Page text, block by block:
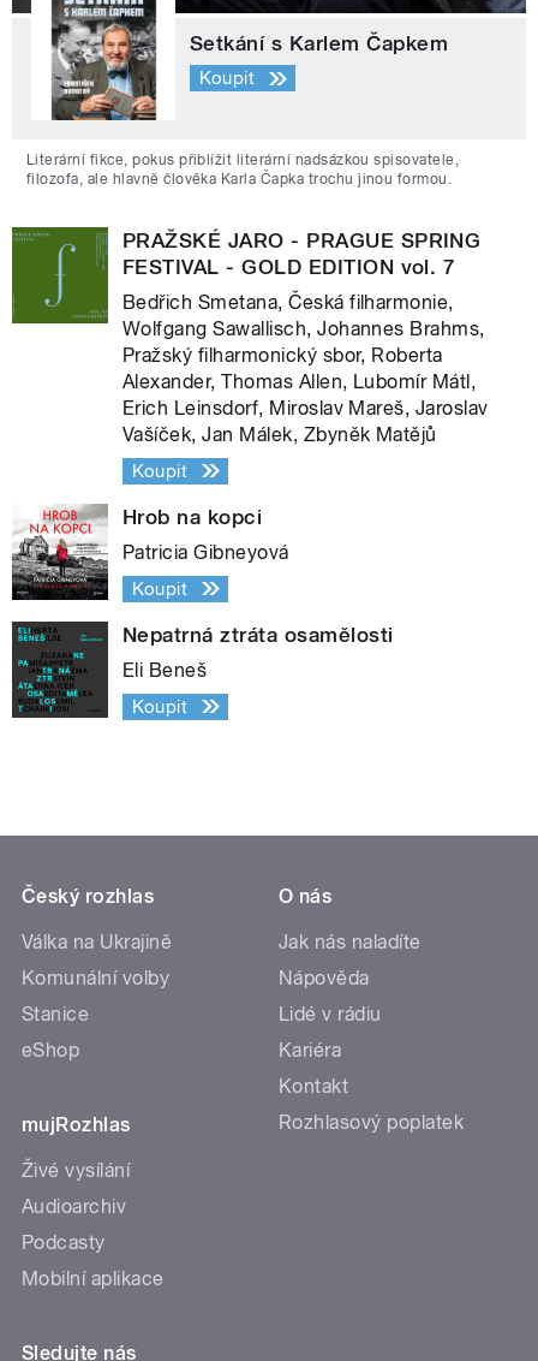
Setkání s Karlem Čapkem
Koupit
Literární fikce, pokus přiblížit literární nadsázkou spisovatele,
filozofa, ale hlavně člověka Karla Čapka trochu jinou formou.
PRAŽSKÉ JARO - PRAGUE SPRING
FESTIVAL - GOLD EDITION vol. 7
Bedřich Smetana, Česká filharmonie,
Wolfgang Sawallisch, Johannes Brahms,
Pražský filharmonický sbor, Roberta
Alexander, Thomas Allen, Lubomír Mátl,
Erich Leinsdorf, Miroslav Mareš, Jaroslav
Vašíček, Jan Málek, Zbyněk Matějů
Koupit
Hrob na kopci
Patricia Gibneyová
Koupit
Nepatrná ztráta osamělosti
Eli Beneš
Koupit
Český rozhlas
Válka na Ukrajině
Komunální volby
Stanice
eShop
mujRozhlas
Živé vysílání
Audioarchiv
Podcasty
Mobilní aplikace
O nás
Jak nás naladíte
Nápověda
Lidé v rádiu
Kariéra
Kontakt
Rozhlasový poplatek
Sledujte nás